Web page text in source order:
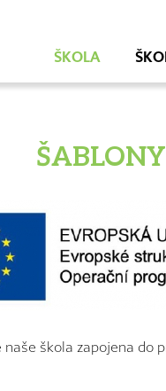
ŠKOLA
naše škola zapojena